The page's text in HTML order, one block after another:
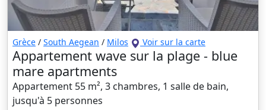
Grèce / South Aegean / Milos Voir sur la carte
Appartement wave sur la plage - blue
mare apartments
Appartement 55 m², 3 chambres, 1 salle de bain,
jusqu'à 5 personnes